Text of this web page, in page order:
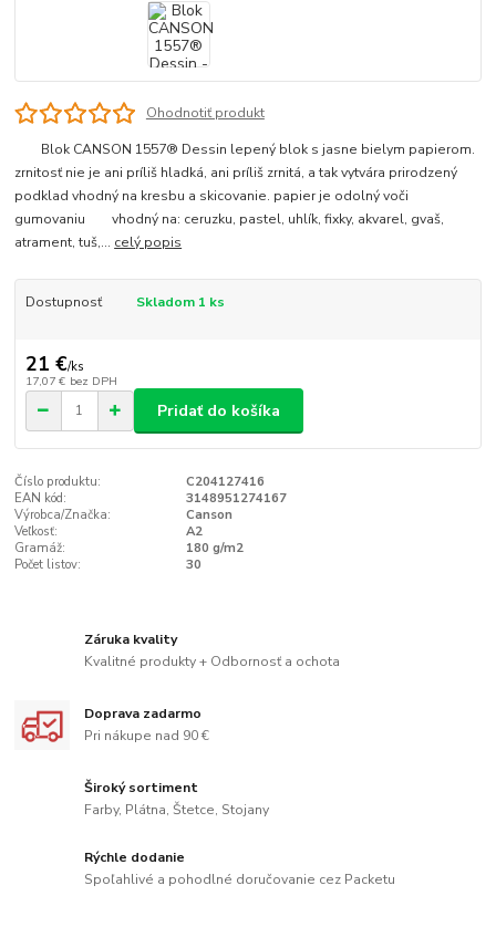
Ohodnotiť produkt
Blok CANSON 1557® Dessin lepený blok s jasne bielym papierom.
zrnitosť nie je ani príliš hladká, ani príliš zrnitá, a tak vytvára prirodzený
podklad vhodný na kresbu a skicovanie. papier je odolný voči
gumovaniu vhodný na: ceruzku, pastel, uhlík, fixky, akvarel, gvaš,
atrament, tuš,... celý popis
Dostupnosť Skladom 1 ks
21 €/ks
17,07 € bez DPH
Pridať do košíka
Číslo produktu:
C204127416
EAN kód:
3148951274167
Výrobca/Značka:
Canson
Veľkosť:
A2
Gramáž:
180 g/m2
Počet listov:
30
Záruka kvality
Kvalitné produkty + Odbornosť a ochota
Doprava zadarmo
Pri nákupe nad 90 €
Široký sortiment
Farby, Plátna, Štetce, Stojany
Rýchle dodanie
Spoľahlivé a pohodlné doručovanie cez Packetu